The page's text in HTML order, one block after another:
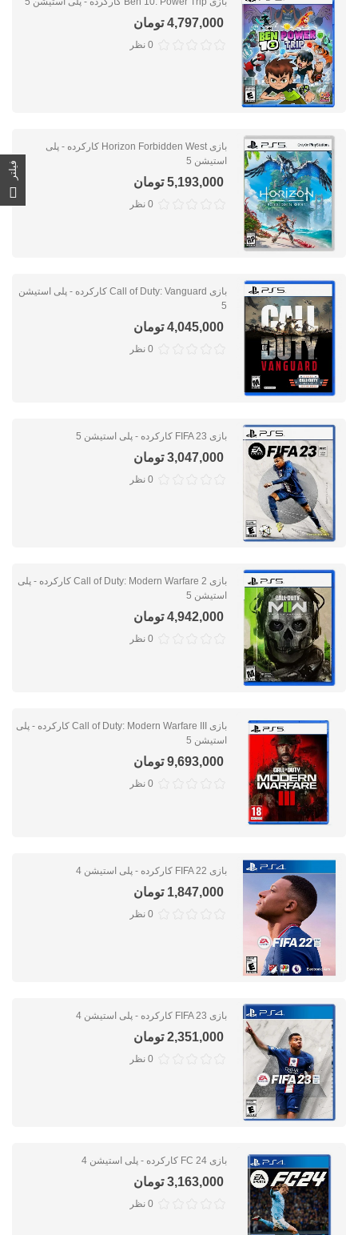
4,797,000 تومان
0 نظر
بازی Horizon Forbidden West کارکرده - پلی
استیشن 5
5,193,000 تومان
0 نظر
بازی Call of Duty: Vanguard کارکرده - پلی استیشن
5
4,045,000 تومان
0 نظر
بازی FIFA 23 کارکرده - پلی استیشن 5
3,047,000 تومان
0 نظر
بازی Call of Duty: Modern Warfare 2 کارکرده - پلی
استیشن 5
4,942,000 تومان
0 نظر
بازی Call of Duty: Modern Warfare III کارکرده - پلی
استیشن 5
9,693,000 تومان
0 نظر
بازی FIFA 22 کارکرده - پلی استیشن 4
1,847,000 تومان
0 نظر
بازی FIFA 23 کارکرده - پلی استیشن 4
2,351,000 تومان
0 نظر
بازی FC 24 کارکرده - پلی استیشن 4
3,163,000 تومان
0 نظر
فیلتر